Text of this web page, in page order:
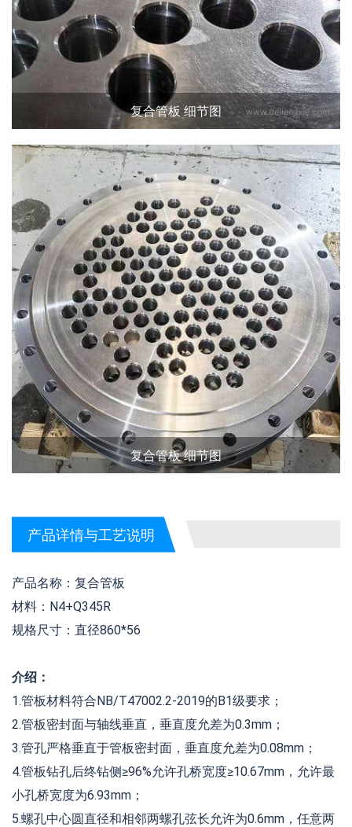
复合管板 细节图
复合管板 细节图
产品详情与工艺说明
产品名称：复合管板
材料：N4+Q345R
规格尺寸：直径860*56
介绍：
1.管板材料符合NB/T47002.2-2019的B1级要求；
2.管板密封面与轴线垂直，垂直度允差为0.3mm；
3.管孔严格垂直于管板密封面，垂直度允差为0.08mm；
4.管板钻孔后终钻侧≥96%允许孔桥宽度≥10.67mm，允许最
小孔桥宽度为6.93mm；
5.螺孔中心圆直径和相邻两螺孔弦长允许为0.6mm，任意两